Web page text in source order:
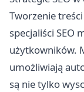
Tworzenie
specjaliści SEO
użytkowników.
umożliwiają
są nie tylko